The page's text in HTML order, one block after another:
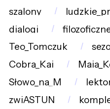
szalony
dialogi
Teo_Tomczuk
Cobra_Kai
Słowo_na_M
zwiASTUN